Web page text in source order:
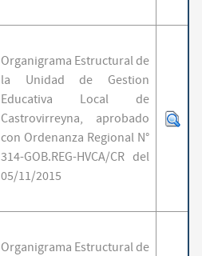
Organigrama Estructural de
la Unidad de Gestion
Educativa Local de
Castrovirreyna, aprobado
con Ordenanza Regional N°
314-GOB.REG-HVCA/CR del
05/11/2015
Organigrama Estructural de